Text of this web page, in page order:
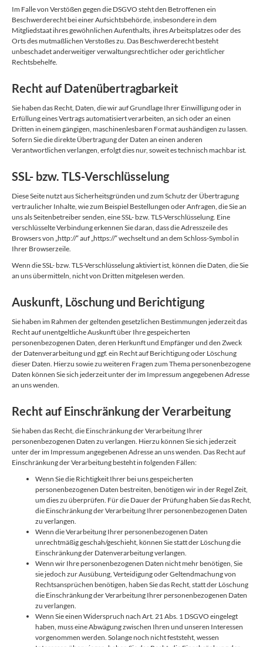
Im Falle von Verstößen gegen die DSGVO steht den Betroffenen ein
Beschwerderecht bei einer Aufsichtsbehörde, insbesondere in dem
Mitgliedstaat ihres gewöhnlichen Aufenthalts, ihres Arbeitsplatzes oder des
Orts des mutmaßlichen Verstoßes zu. Das Beschwerderecht besteht
unbeschadet anderweitiger verwaltungsrechtlicher oder gerichtlicher
Rechtsbehelfe.
Recht auf Datenübertragbarkeit
Sie haben das Recht, Daten, die wir auf Grundlage Ihrer Einwilligung oder in
Erfüllung eines Vertrags automatisiert verarbeiten, an sich oder an einen
Dritten in einem gängigen, maschinenlesbaren Format aushändigen zu lassen.
Sofern Sie die direkte Übertragung der Daten an einen anderen
Verantwortlichen verlangen, erfolgt dies nur, soweit es technisch machbar ist.
SSL- bzw. TLS-Verschlüsselung
Diese Seite nutzt aus Sicherheitsgründen und zum Schutz der Übertragung
vertraulicher Inhalte, wie zum Beispiel Bestellungen oder Anfragen, die Sie an
uns als Seitenbetreiber senden, eine SSL- bzw. TLS-Verschlüsselung. Eine
verschlüsselte Verbindung erkennen Sie daran, dass die Adresszeile des
Browsers von „http://“ auf „https://“ wechselt und an dem Schloss-Symbol in
Ihrer Browserzeile.
Wenn die SSL- bzw. TLS-Verschlüsselung aktiviert ist, können die Daten, die Sie
an uns übermitteln, nicht von Dritten mitgelesen werden.
Auskunft, Löschung und Berichtigung
Sie haben im Rahmen der geltenden gesetzlichen Bestimmungen jederzeit das
Recht auf unentgeltliche Auskunft über Ihre gespeicherten
personenbezogenen Daten, deren Herkunft und Empfänger und den Zweck
der Datenverarbeitung und ggf. ein Recht auf Berichtigung oder Löschung
dieser Daten. Hierzu sowie zu weiteren Fragen zum Thema personenbezogene
Daten können Sie sich jederzeit unter der im Impressum angegebenen Adresse
an uns wenden.
Recht auf Einschränkung der Verarbeitung
Sie haben das Recht, die Einschränkung der Verarbeitung Ihrer
personenbezogenen Daten zu verlangen. Hierzu können Sie sich jederzeit
unter der im Impressum angegebenen Adresse an uns wenden. Das Recht auf
Einschränkung der Verarbeitung besteht in folgenden Fällen:
Wenn Sie die Richtigkeit Ihrer bei uns gespeicherten
personenbezogenen Daten bestreiten, benötigen wir in der Regel Zeit,
um dies zu überprüfen. Für die Dauer der Prüfung haben Sie das Recht,
die Einschränkung der Verarbeitung Ihrer personenbezogenen Daten
zu verlangen.
Wenn die Verarbeitung Ihrer personenbezogenen Daten
unrechtmäßig geschah/geschieht, können Sie statt der Löschung die
Einschränkung der Datenverarbeitung verlangen.
Wenn wir Ihre personenbezogenen Daten nicht mehr benötigen, Sie
sie jedoch zur Ausübung, Verteidigung oder Geltendmachung von
Rechtsansprüchen benötigen, haben Sie das Recht, statt der Löschung
die Einschränkung der Verarbeitung Ihrer personenbezogenen Daten
zu verlangen.
Wenn Sie einen Widerspruch nach Art. 21 Abs. 1 DSGVO eingelegt
haben, muss eine Abwägung zwischen Ihren und unseren Interessen
vorgenommen werden. Solange noch nicht feststeht, wessen